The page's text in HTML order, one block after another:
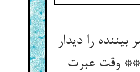
بیننده را دیدار
وقت عبرت